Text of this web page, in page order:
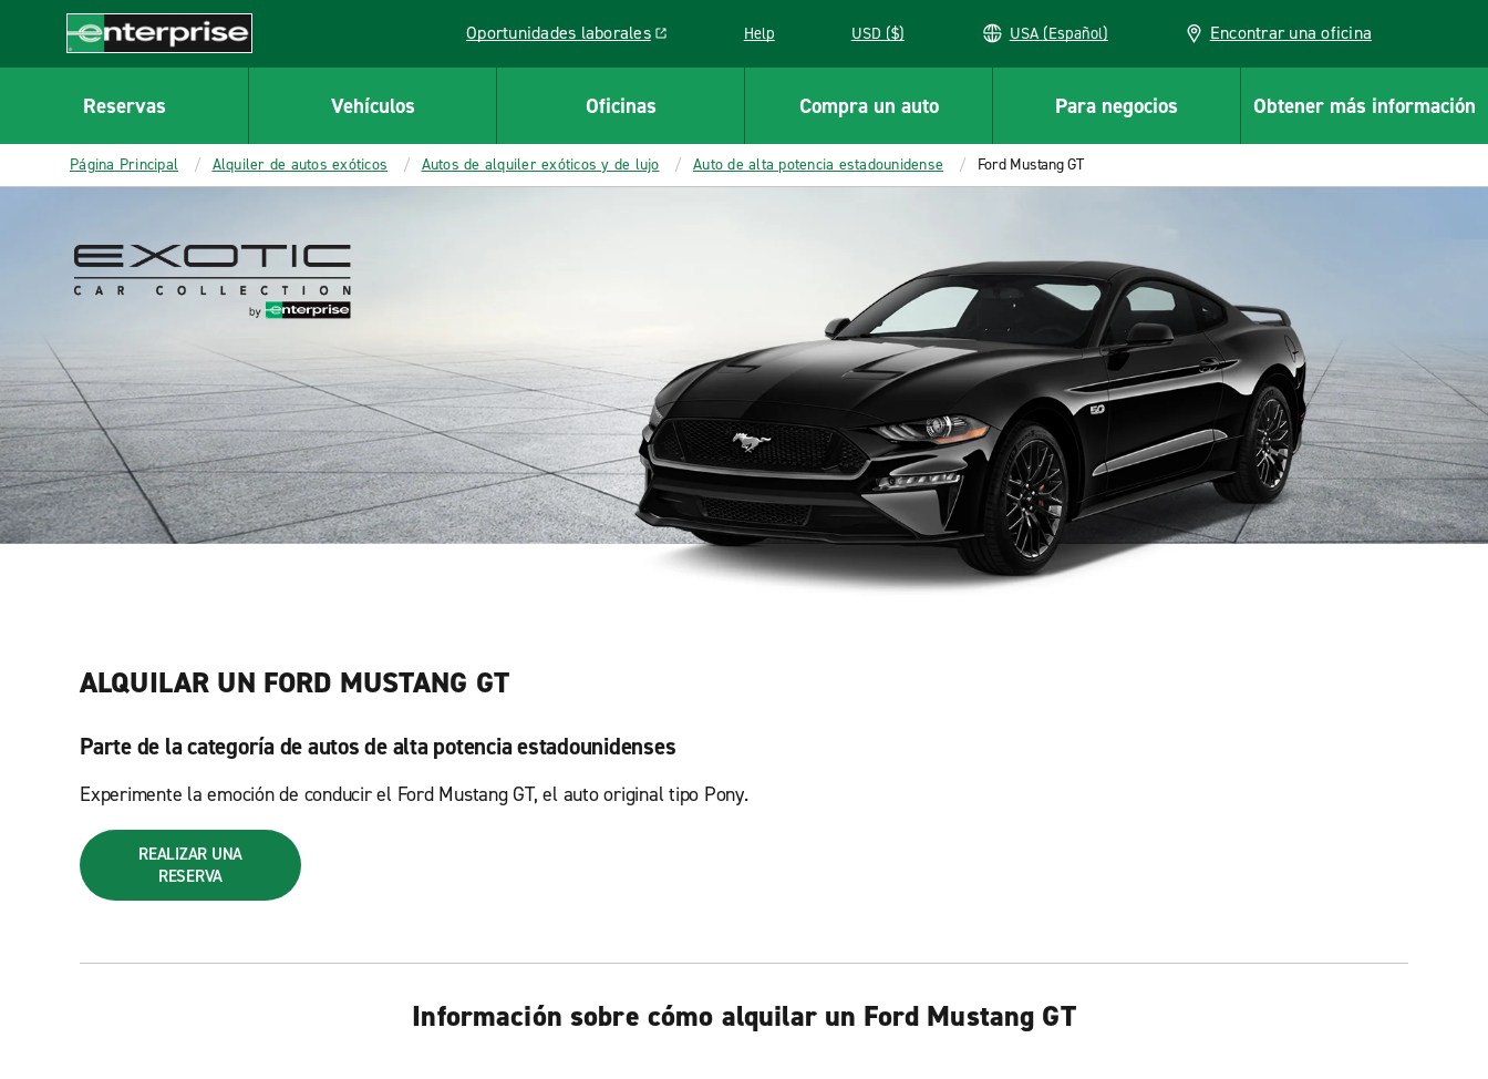
CONTENT
Enterprise
Oportunidades laborales
Link opens in a new window Help USD ($) USA (Español) Encontrar una oficina
Reservas Vehículos Oficinas Compra un auto Para negocios Obtener más información
Página Principal Alquiler de autos exóticos Autos de alquiler exóticos y de lujo Auto de alta potencia estadounidense Ford Mustang GT
ALQUILAR UN FORD MUSTANG GT
Parte de la categoría de autos de alta potencia estadounidenses
Experimente la emoción de conducir el Ford Mustang GT, el auto original tipo Pony.
REALIZAR UNA
RESERVA
Información sobre cómo alquilar un Ford Mustang GT